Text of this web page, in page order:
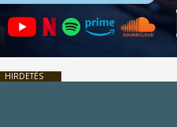
HIRDETÉS